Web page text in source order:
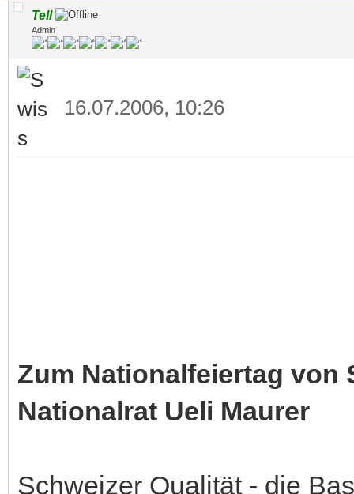
Tell
Admin
16.07.2006, 10:26
Zum Nationalfeiertag von
Nationalrat Ueli Maurer
Schweizer Qualität - die